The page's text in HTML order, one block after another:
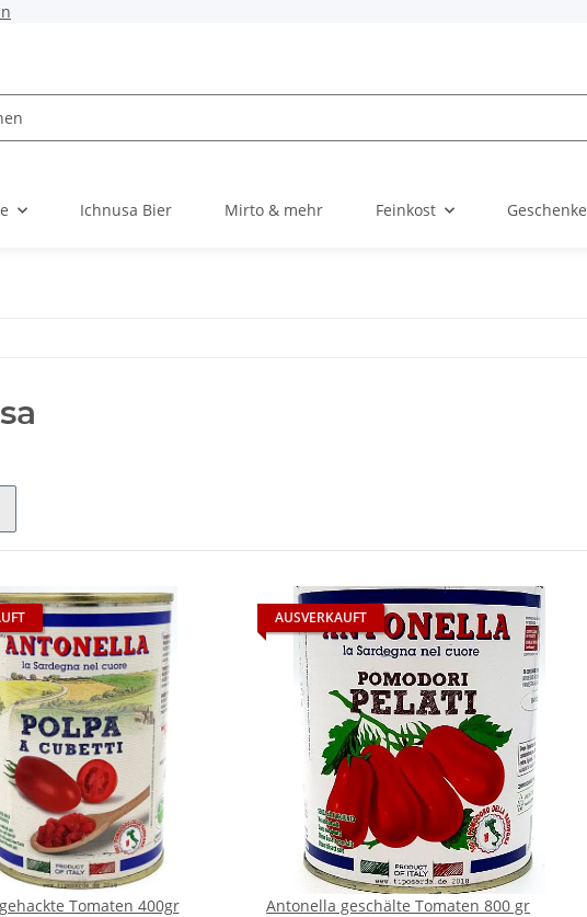
Ichnusa Bier Mirto & mehr Feinkost Geschenke
Tomaten 400gr
AUSVERKAUFT
Antonella geschälte Tomaten 800 gr